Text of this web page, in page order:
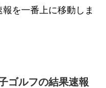
報を一番上に移動しま
ゴルフの結果速報